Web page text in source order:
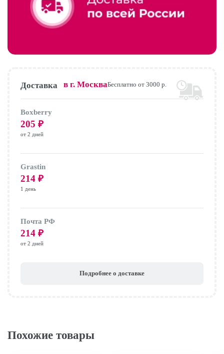
Доставка в г. МоскваБесплатно от 3000 р.
Boxberry
205 ₽
от 2 дней
Grastin
214 ₽
1 день
Почта РФ
214 ₽
от 2 дней
Подробнее о доставке
Похожие товары